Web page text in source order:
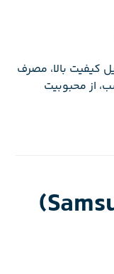
کیفیت بالا، مصرف
از محبوبیت